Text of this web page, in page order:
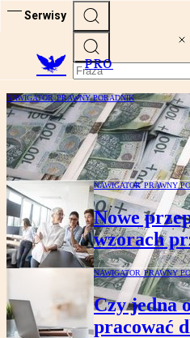
Serwisy
PRO
NAWIGATOR PRAWNY PORADNIK
Dyrektywa o
całkowita równość
NAWIGATOR PRAWNY
Nowe
wzorach
NAWIGATOR PRAWNY
Czy jedna
pracować